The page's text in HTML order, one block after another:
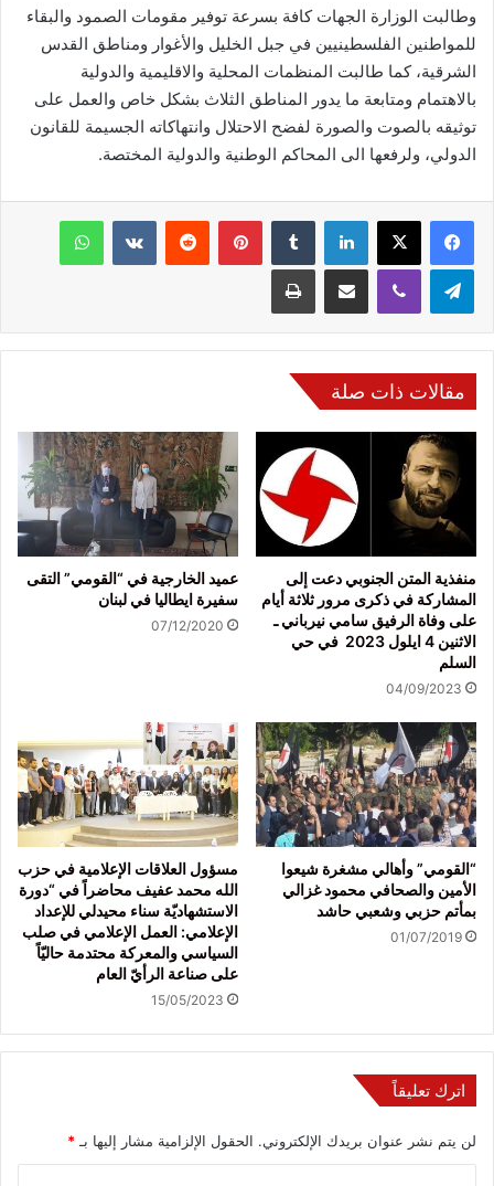
وطالبت الوزارة الجهات كافة بسرعة توفير مقومات الصمود والبقاء
للمواطنين الفلسطينيين في جبل الخليل والأغوار ومناطق القدس
الشرقية، كما طالبت المنظمات المحلية والاقليمية والدولية
بالاهتمام ومتابعة ما يدور المناطق الثلاث بشكل خاص والعمل على
توثيقه بالصوت والصورة لفضح الاحتلال وانتهاكاته الجسيمة للقانون
الدولي، ولرفعها الى المحاكم الوطنية والدولية المختصة.
فيسبوك لينكدإن بينتيريست
مقالات ذات صلة
منفذية المتن الجنوبي دعت إلى
المشاركة في ذكرى مرور ثلاثة أيام
على وفاة الرفيق سامي نيرباني ـ
الاثنين 4 ايلول 2023 في حي
السلم
04/09/2023
عميد الخارجية في “القومي” التقى
سفيرة ايطاليا في لبنان
07/12/2020
“القومي” وأهالي مشغرة شيعوا
الأمين والصحافي محمود غزالي
بمأتم حزبي وشعبي حاشد
01/07/2019
مسؤول العلاقات الإعلامية في حزب
الله محمد عفيف محاضراً في “دورة
الاستشهاديّة سناء محيدلي للإعداد
الإعلامي: العمل الإعلامي في صلب
السياسي والمعركة محتدمة حاليّاً
على صناعة الرأيّ العام
15/05/2023
اترك تعليقاً
لن يتم نشر عنوان بريدك الإلكتروني. الحقول الإلزامية مشار إليها بـ *